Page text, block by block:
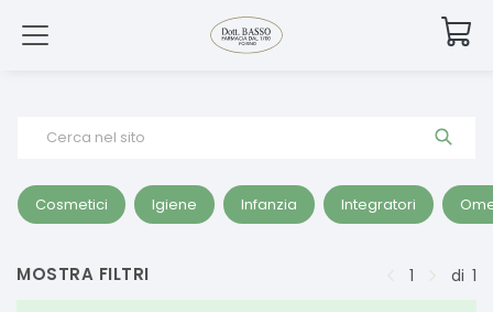
Cerca nel sito
Cosmetici Igiene Infanzia Integratori
MOSTRA FILTRI 1 di 1